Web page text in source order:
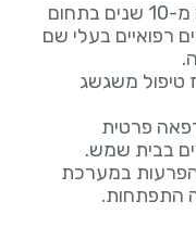
ד"ר דוידוביץ' עסק במשך למעלה מ-10 שנים בתחום
רפואיים בעלי שם
טיפול משגשג
פרטית
במערכת
התפתחות.